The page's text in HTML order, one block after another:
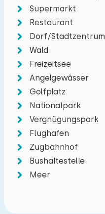
Supermarkt
Restaurant
Dorf/Stadtzentrum
Wald
Freizeitsee
Angelgewässer
Golfplatz
Nationalpark
Vergnügungspark
Flughafen
Zugbahnhof
Bushaltestelle
Meer